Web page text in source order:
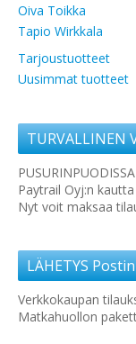
Oiva Toikka
Tapio Wirkkala
Tarjoustuotteet
Uusimmat tuotteet
TURVALLINEN
Paytrail Oyj:n
Nyt voit maksaa
LÄHETYS
Verkkokaupan
Matkahuollon